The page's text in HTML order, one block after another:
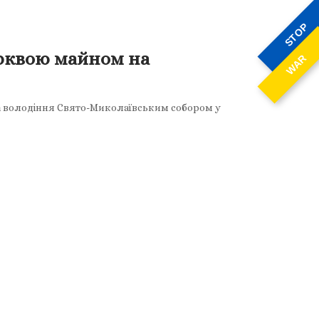
STOP
WAR
майном на
володіння Свято-Миколаївським собором у